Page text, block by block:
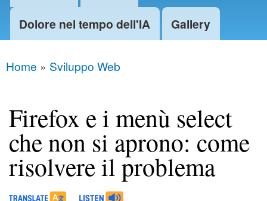
Dolore nel tempo dell'IA
Gallery
You are here
Home » Sviluppo Web
Firefox e i menù select
che non si aprono: come
risolvere il problema